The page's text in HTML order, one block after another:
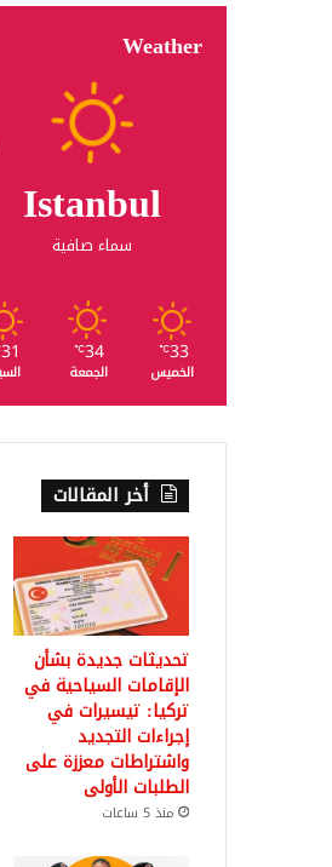
Weather
Istanbul
سماء صافية
33
℃
الخميس
34
℃
الجمعة
31
أخر المقالات
تحديثات جديدة بشأن
الإقامات السياحية في
تركيا: تيسيرات في
إجراءات التجديد
واشتراطات معززة على
الطلبات الأولى
منذ 5 ساعات